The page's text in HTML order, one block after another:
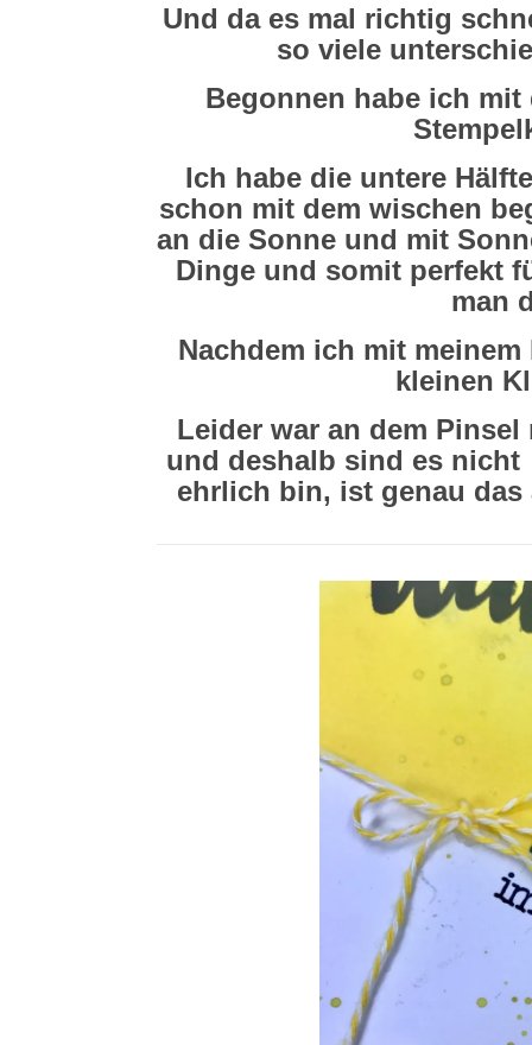
Und da es mal richtig
so viele
Begonnen habe ich
Ich habe die untere
schon mit dem wischen
an die Sonne und mit
Dinge und somit perfekt
man
Nachdem ich mit
kleinen
Leider war an dem
und deshalb sind es nicht
ehrlich bin, ist genau